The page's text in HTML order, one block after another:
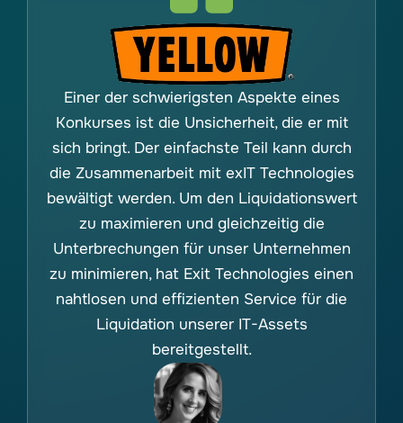
Einer der schwierigsten Aspekte eines
Konkurses ist die Unsicherheit, die er mit
sich bringt. Der einfachste Teil kann durch
die Zusammenarbeit mit exIT Technologies
bewältigt werden. Um den Liquidationswert
zu maximieren und gleichzeitig die
Unterbrechungen für unser Unternehmen
zu minimieren, hat Exit Technologies einen
nahtlosen und effizienten Service für die
Liquidation unserer IT-Assets
bereitgestellt.